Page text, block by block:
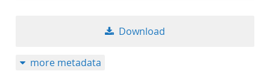
Download
more metadata